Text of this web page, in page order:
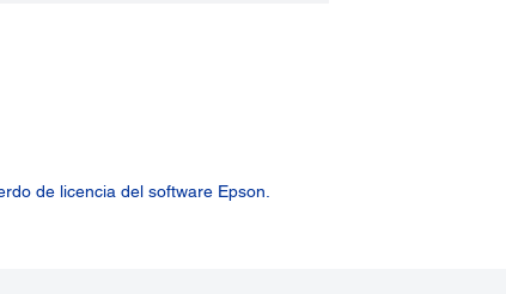
de licencia del software Epson.